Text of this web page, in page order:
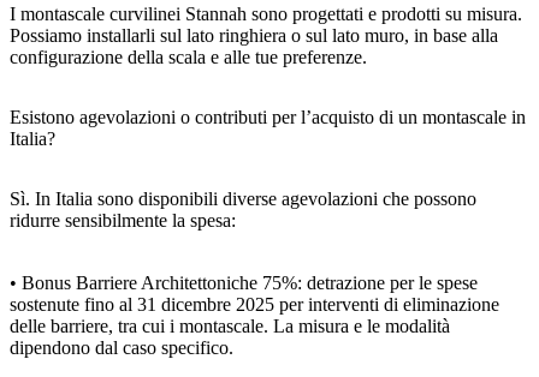
I montascale curvilinei Stannah sono progettati e prodotti su misura.
Possiamo installarli sul lato ringhiera o sul lato muro, in base alla
configurazione della scala e alle tue preferenze.
Esistono agevolazioni o contributi per l’acquisto di un montascale in
Italia?
Sì. In Italia sono disponibili diverse agevolazioni che possono
ridurre sensibilmente la spesa:
• Bonus Barriere Architettoniche 75%: detrazione per le spese
sostenute fino al 31 dicembre 2025 per interventi di eliminazione
delle barriere, tra cui i montascale. La misura e le modalità
dipendono dal caso specifico.